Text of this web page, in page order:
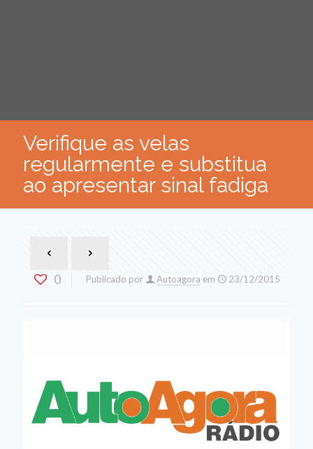
Verifique as velas
regularmente e substitua
ao apresentar sinal fadiga
0 Publicado por Autoagora em 23/12/2015